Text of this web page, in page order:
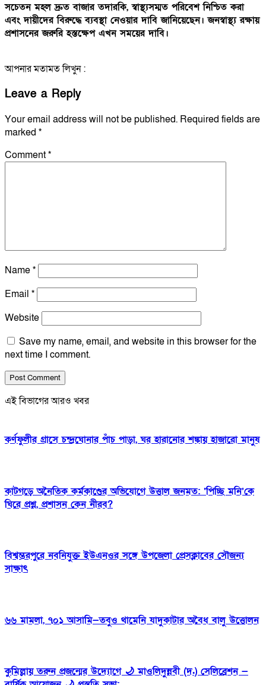
সচেতন মহল দ্রুত বাজার তদারকি, স্বাস্থ্যসম্মত পরিবেশ নিশ্চিত করা
এবং দায়ীদের বিরুদ্ধে ব্যবস্থা নেওয়ার দাবি জানিয়েছেন। জনস্বাস্থ্য রক্ষায়
প্রশাসনের জরুরি হস্তক্ষেপ এখন সময়ের দাবি।
আপনার মতামত লিখুন :
Leave a Reply
Your email address will not be published. Required fields are
marked *
Comment*
Name*
Email *
Website
Save my name, email, and website in this browser for the
next time I comment.
এই বিভাগের আরও খবর
কর্ণফুলীর গ্রাসে চন্দ্রঘোনার পাঁচ পাড়া, ঘর হারানোর শঙ্কায় হাজারো মানুষ
কাটগড়ে অনৈতিক কর্মকাণ্ডের অভিযোগে উত্তাল জনমত: ‘পিচ্ছি মনি’কে
ঘিরে প্রশ্ন, প্রশাসন কেন নীরব?
বিশ্বম্ভরপুরে নবনিযুক্ত ইউএনওর সঙ্গে উপজেলা প্রেসক্লাবের সৌজন্য
সাক্ষাৎ
৬৬ মামলা, ৭০১ আসামি—তবুও থামেনি যাদুকাটার অবৈধ বালু উত্তোলন
কুমিল্লায় তরুন প্রজন্মের উদ্যোগে 🌙 মাওলিদুন্নবী (দ.) সেলিব্রেশন —